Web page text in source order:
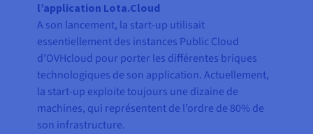
l’application Lota.Cloud
A son lancement, la start-up utilisait
essentiellement des instances Public Cloud
d’OVHcloud pour porter les différentes briques
technologiques de son application. Actuellement,
la start-up exploite toujours une dizaine de
machines, qui représentent de l’ordre de 80% de
son infrastructure.